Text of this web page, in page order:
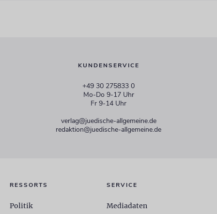
KUNDENSERVICE
+49 30 275833 0
Mo-Do 9-17 Uhr
Fr 9-14 Uhr
verlag@juedische-allgemeine.de
redaktion@juedische-allgemeine.de
RESSORTS
Politik
SERVICE
Mediadaten